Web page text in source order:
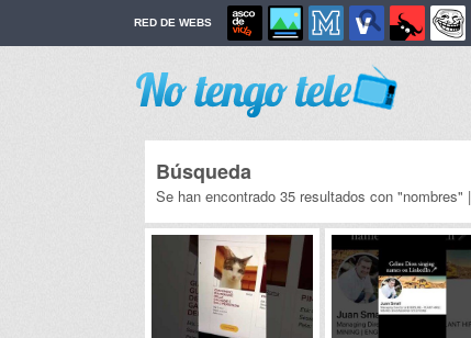
RED DE WEBS
Búsqueda
Se han encontrado 35 resultados con "nombres" |